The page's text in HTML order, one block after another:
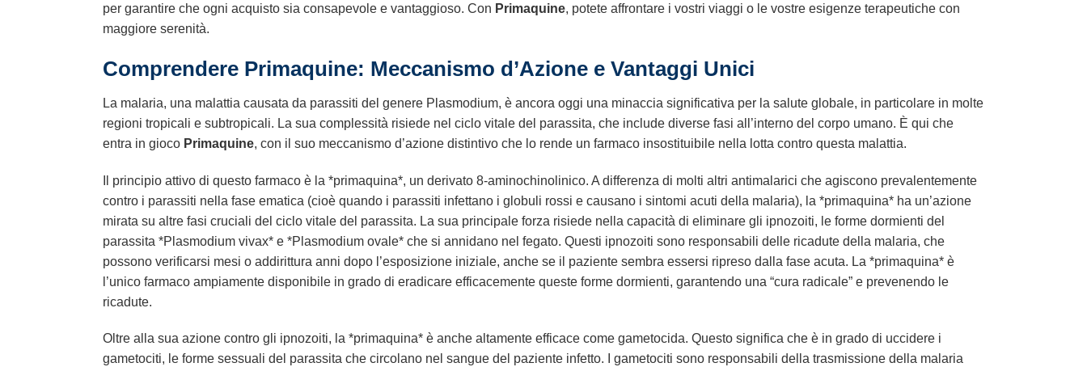
per garantire che ogni acquisto sia consapevole e vantaggioso. Con Primaquine, potete affrontare i vostri viaggi o le vostre esigenze terapeutiche con
maggiore serenità.
Comprendere Primaquine: Meccanismo d’Azione e Vantaggi Unici
La malaria, una malattia causata da parassiti del genere Plasmodium, è ancora oggi una minaccia significativa per la salute globale, in particolare in molte
regioni tropicali e subtropicali. La sua complessità risiede nel ciclo vitale del parassita, che include diverse fasi all’interno del corpo umano. È qui che
entra in gioco Primaquine, con il suo meccanismo d’azione distintivo che lo rende un farmaco insostituibile nella lotta contro questa malattia.
Il principio attivo di questo farmaco è la *primaquina*, un derivato 8-aminochinolinico. A differenza di molti altri antimalarici che agiscono prevalentemente
contro i parassiti nella fase ematica (cioè quando i parassiti infettano i globuli rossi e causano i sintomi acuti della malaria), la *primaquina* ha un’azione
mirata su altre fasi cruciali del ciclo vitale del parassita. La sua principale forza risiede nella capacità di eliminare gli ipnozoiti, le forme dormienti del
parassita *Plasmodium vivax* e *Plasmodium ovale* che si annidano nel fegato. Questi ipnozoiti sono responsabili delle ricadute della malaria, che
possono verificarsi mesi o addirittura anni dopo l’esposizione iniziale, anche se il paziente sembra essersi ripreso dalla fase acuta. La *primaquina* è
l’unico farmaco ampiamente disponibile in grado di eradicare efficacemente queste forme dormienti, garantendo una “cura radicale” e prevenendo le
ricadute.
Oltre alla sua azione contro gli ipnozoiti, la *primaquina* è anche altamente efficace come gametocida. Questo significa che è in grado di uccidere i
gametociti, le forme sessuali del parassita che circolano nel sangue del paziente infetto. I gametociti sono responsabili della trasmissione della malaria